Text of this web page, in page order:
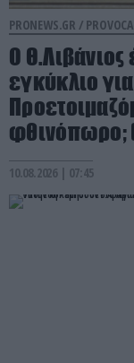
PRONEWS.GR /
Ο
εγκύκλιο
10.08.2026 | 07:45